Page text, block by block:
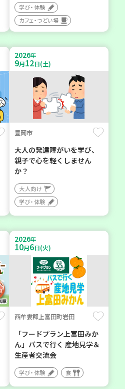
学び・体験
カフェ・つどい場
2026年
9月12日(土)
豊岡市
大人の発達障がいを学び、
親子で心を軽くしません
か？
大人向け
学び・体験
2026年
10月6日(火)
西牟婁郡上富田町岩田
「フードプラン上富田みか
ん」バスで行く 産地見学＆
生産者交流会
学び・体験 食